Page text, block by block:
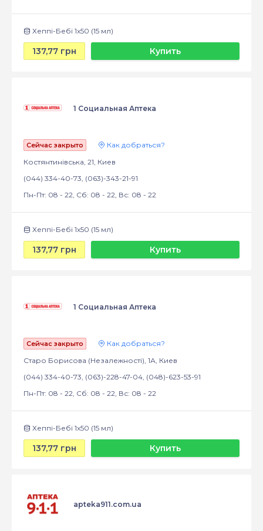
Хеппі-Бебі 1х50 (15 мл)
137,77 грн Купить
1 Социальная Аптека
Сейчас закрыто
Как добраться?
Костянтинівська, 21, Киев
(044) 334-40-73, (063)-343-21-91
Пн-Пт: 08 - 22, Сб: 08 - 22, Вс: 08 - 22
Хеппі-Бебі 1х50 (15 мл)
137,77 грн Купить
1 Социальная Аптека
Сейчас закрыто
Как добраться?
Старо Борисова (Незалежності), 1А, Киев
(044) 334-40-73, (063)-228-47-04, (048)-623-53-91
Пн-Пт: 08 - 22, Сб: 08 - 22, Вс: 08 - 22
Хеппі-Бебі 1х50 (15 мл)
137,77 грн Купить
apteka911.com.ua